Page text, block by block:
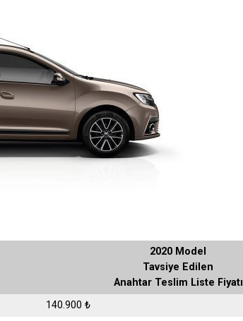
2020 Model
Tavsiye Edilen
Anahtar Teslim Liste Fiyatı
140.900 ₺